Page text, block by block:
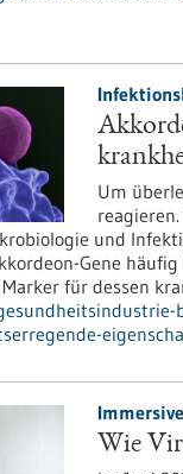
Um
und
Gene
für dessen
Wie